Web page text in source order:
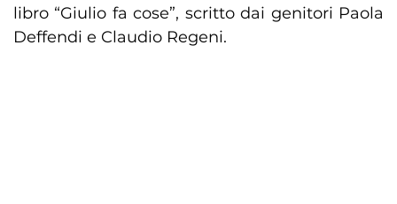
libro “Giulio fa cose”, scritto dai genitori Paola
Deffendi e Claudio Regeni.